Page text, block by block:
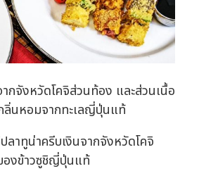
จังหวัดโคจิส่วนท้อง และส่วนเนื้อ
ลิ่นหอมจากทะเลญี่ปุ่นแท้
ทูน่าครีบเงินจากจังหวัดโคจิ
องข้าวซูชิญี่ปุ่นแท้